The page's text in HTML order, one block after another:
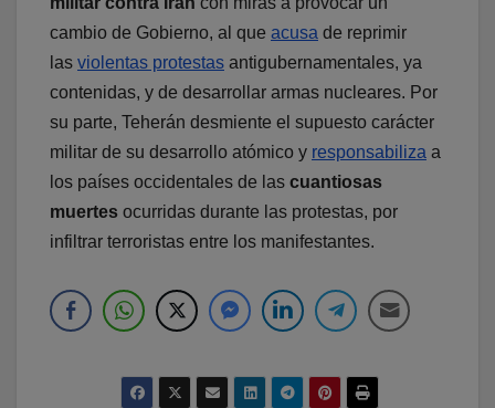
cambio de Gobierno, al que acusa de reprimir
las violentas protestas antigubernamentales, ya
contenidas, y de desarrollar armas nucleares. Por
su parte, Teherán desmiente el supuesto carácter
militar de su desarrollo atómico y responsabiliza a
los países occidentales de las cuantiosas
muertes ocurridas durante las protestas, por
infiltrar terroristas entre los manifestantes.